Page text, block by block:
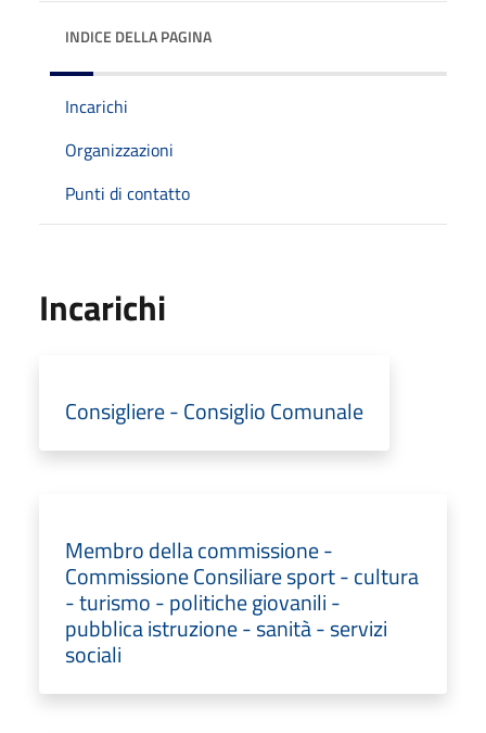
INDICE DELLA PAGINA
Incarichi
Organizzazioni
Punti di contatto
Incarichi
Consigliere - Consiglio Comunale
Membro della commissione -
Commissione Consiliare sport - cultura
- turismo - politiche giovanili -
pubblica istruzione - sanità - servizi
sociali